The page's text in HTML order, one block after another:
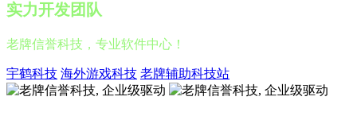
实力开发团队
老牌信誉科技，专业软件中心！
宇鹤科技 海外游戏科技 老牌辅助科技站